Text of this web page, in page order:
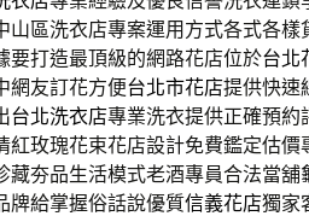
山區洗衣店專案運用方式各式各樣
要打造最頂級的網路花店位於台北
網友訂花方便台北市花店提供快速
台北洗衣店專業洗衣提供正確預約
紅玫瑰花束花店設計免費鑑定估價
藏夯品生活模式老酒專員合法當舖
牌給掌握俗話說優質信義花店獨家